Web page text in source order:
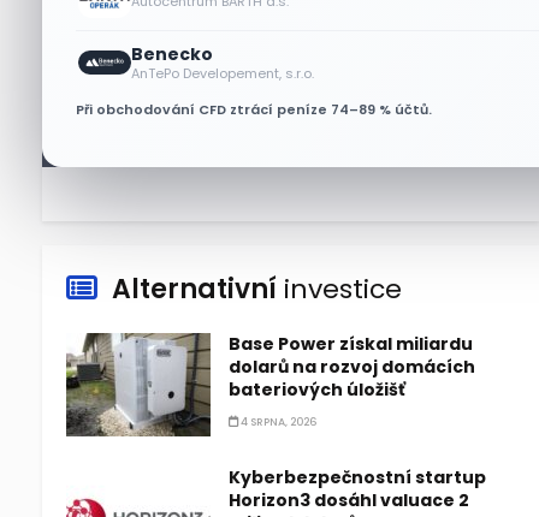
Benecko
AnTePo Developement, s.r.o.
Při obchodování CFD ztrácí peníze 74–89 % účtů.
Jeff Bezos plánuje prodat
akcie Amazonu za 4,1 miliardy
dolarů
Alternativní investice
Base Power získal miliardu
dolarů na rozvoj domácích
bateriových úložišť
4 SRPNA, 2026
Kyberbezpečnostní startup
Horizon3 dosáhl valuace 2